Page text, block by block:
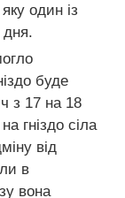
один із
дня.
буде
з 17 на 18
гніздо сіла
від
в
вона